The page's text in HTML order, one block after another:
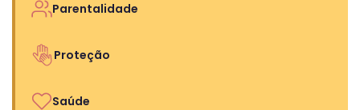
Parentalidade
Proteção
Saúde